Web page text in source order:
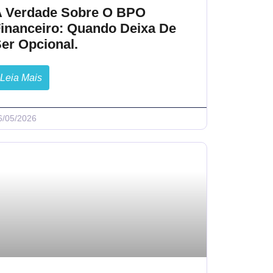
Verdade Sobre O BPO
Quando Deixa De
Opcional.
Leia Mais
05/2026